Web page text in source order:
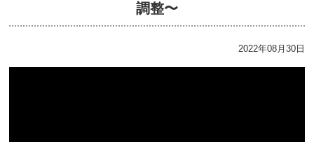
調整〜
2022年08月30日